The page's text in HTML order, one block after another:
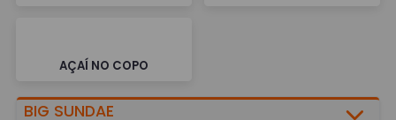
AÇAÍ NO COPO
BIG SUNDAE